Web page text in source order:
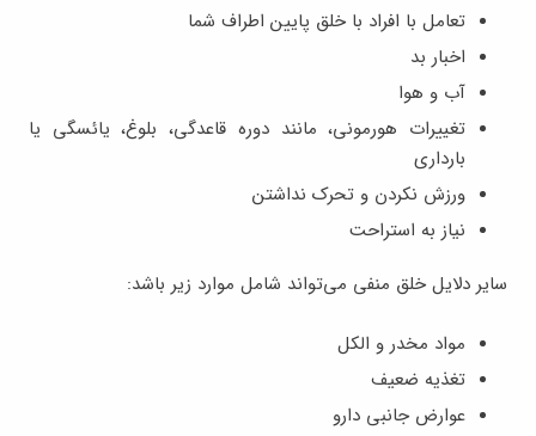
تعامل با افراد با خلق پایین اطراف شما
اخبار بد
آب و هوا
تغییرات هورمونی، مانند دوره قاعدگی، بلوغ، یائسگی یا
بارداری
ورزش نکردن و تحرک نداشتن
نیاز به استراحت
سایر دلایل خلق منفی می‌تواند شامل موارد زیر باشد:
مواد مخدر و الکل
تغذیه ضعیف
عوارض جانبی دارو